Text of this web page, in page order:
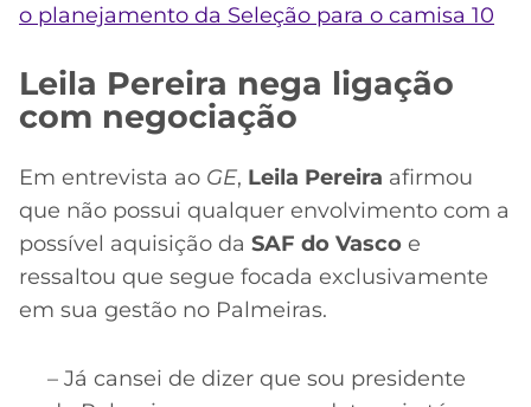
o planejamento da Seleção para o camisa 10
Leila Pereira nega ligação
com negociação
Em entrevista ao GE, Leila Pereira afirmou
que não possui qualquer envolvimento com a
possível aquisição da SAF do Vasco e
ressaltou que segue focada exclusivamente
em sua gestão no Palmeiras.
– Já cansei de dizer que sou presidente